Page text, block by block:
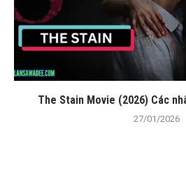
The Stain Movie (2026) Các
27/01/2026